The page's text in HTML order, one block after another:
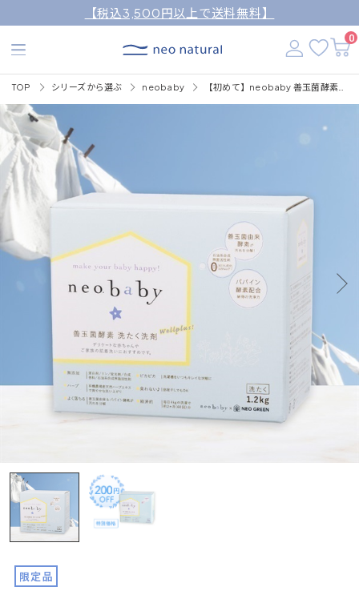
【税込3,500円以上で送料無料】
0
TOP シリーズから選ぶ neobaby 【初めて】neobaby 善玉菌酵素洗たく洗剤 1.2kg (WELLPLUS)
限定品